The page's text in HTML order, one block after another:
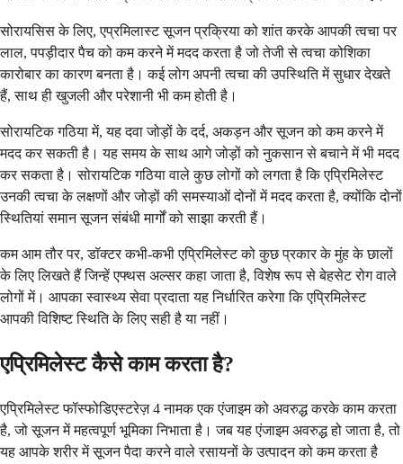
सोरायसिस के लिए, एप्रमिलास्ट सूजन प्रक्रिया को शांत करके आपकी त्वचा पर
लाल, पपड़ीदार पैच को कम करने में मदद करता है जो तेजी से त्वचा कोशिका
कारोबार का कारण बनता है। कई लोग अपनी त्वचा की उपस्थिति में सुधार देखते
हैं, साथ ही खुजली और परेशानी भी कम होती है।
सोरायटिक गठिया में, यह दवा जोड़ों के दर्द, अकड़न और सूजन को कम करने में
मदद कर सकती है। यह समय के साथ आगे जोड़ों को नुकसान से बचाने में भी मदद
कर सकता है। सोरायटिक गठिया वाले कुछ लोगों को लगता है कि एप्रिमिलेस्ट
उनकी त्वचा के लक्षणों और जोड़ों की समस्याओं दोनों में मदद करता है, क्योंकि दोनों
स्थितियां समान सूजन संबंधी मार्गों को साझा करती हैं।
कम आम तौर पर, डॉक्टर कभी-कभी एप्रिमिलेस्ट को कुछ प्रकार के मुंह के छालों
के लिए लिखते हैं जिन्हें एफ्थस अल्सर कहा जाता है, विशेष रूप से बेहसेट रोग वाले
लोगों में। आपका स्वास्थ्य सेवा प्रदाता यह निर्धारित करेगा कि एप्रिमिलेस्ट
आपकी विशिष्ट स्थिति के लिए सही है या नहीं।
एप्रिमिलेस्ट कैसे काम करता है?
एप्रिमिलेस्ट फॉस्फोडिएस्टरेज़ 4 नामक एक एंजाइम को अवरुद्ध करके काम करता
है, जो सूजन में महत्वपूर्ण भूमिका निभाता है। जब यह एंजाइम अवरुद्ध हो जाता है, तो
यह आपके शरीर में सूजन पैदा करने वाले रसायनों के उत्पादन को कम करता है